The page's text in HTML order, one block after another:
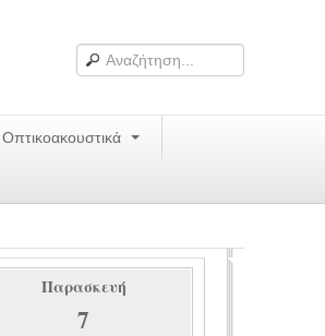
Οπτικοακουστικά
Παρασκευή
7